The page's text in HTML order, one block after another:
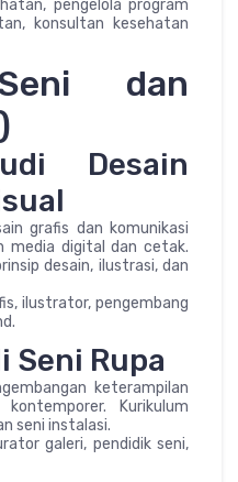
pengelola program
konsultan kesehatan
dan
Desain
grafis dan komunikasi
media digital dan cetak.
desain, ilustrasi, dan
ilustrator, pengembang
Seni Rupa
keterampilan
Kurikulum
seni instalasi.
galeri, pendidik seni,